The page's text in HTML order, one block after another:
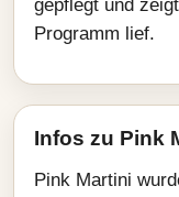
gepflegt und
Programm lief.
Infos zu Pink
Pink Martini